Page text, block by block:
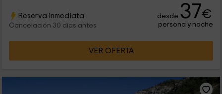
Reserva inmediata
Cancelación 30 días antes
desde 37€
persona y noche
VER OFERTA